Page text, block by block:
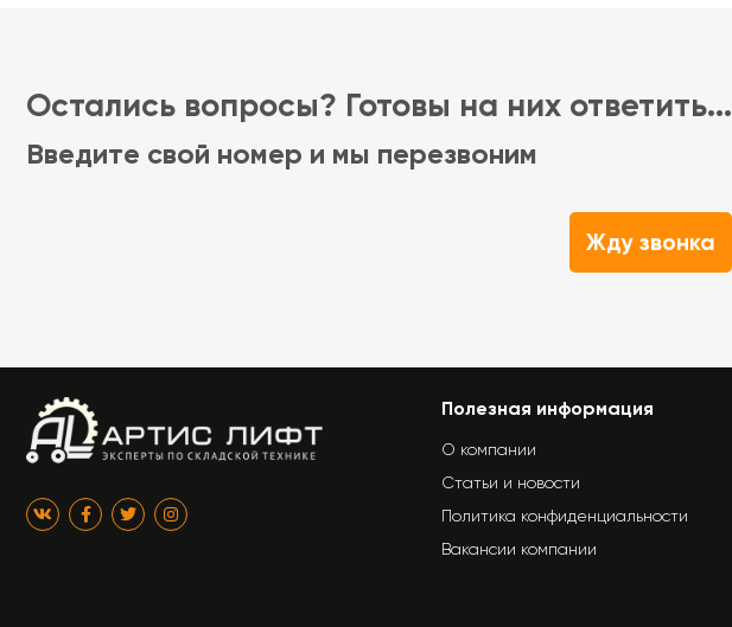
Остались вопросы? Готовы на них ответить...
Введите свой номер и мы перезвоним
Жду звонка
Полезная информация
О компании
Статьи и новости
Политика конфиденциальности
Вакансии компании